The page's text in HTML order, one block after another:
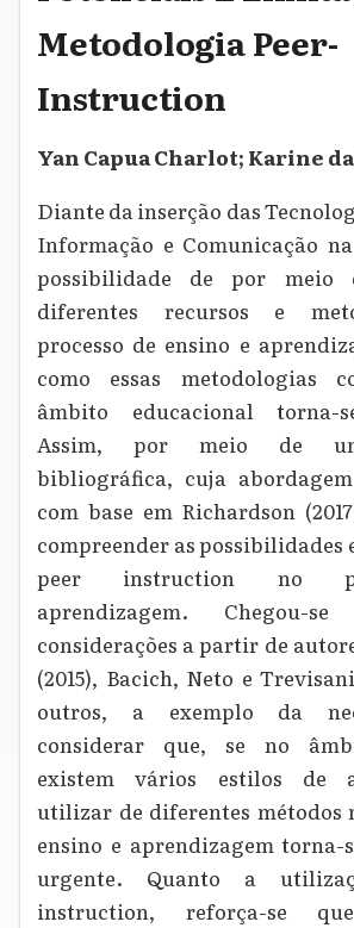
Metodologia Peer-
Instruction
Yan Capua Charlot; Karine
Diante da inserção das
Informação e Comunicação
possibilidade de por meio
diferentes recursos e
processo de ensino e
como essas metodologias
âmbito educacional torna-
Assim, por meio de
bibliográfica, cuja
com base em Richardson
compreender as possibilidades
peer instruction no
aprendizagem. Chegou-
considerações a partir de
(2015), Bacich, Neto e
outros, a exemplo da
considerar que, se no
existem vários estilos de
utilizar de diferentes métodos
ensino e aprendizagem torna-
urgente. Quanto a
instruction, reforça-se